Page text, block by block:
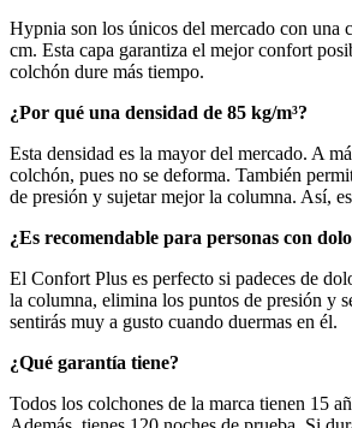
Hypnia son los únicos del mercado con una
cm. Esta capa garantiza el mejor confort
colchón dure más tiempo.
¿Por qué una densidad de 85 kg/m³?
Esta densidad es la mayor del mercado. A
colchón, pues no se deforma. También
de presión y sujetar mejor la columna. Así,
¿Es recomendable para personas con
El Confort Plus es perfecto si padeces de
la columna, elimina los puntos de presión y
sentirás muy a gusto cuando duermas en él.
¿Qué garantía tiene?
Todos los colchones de la marca tienen 15